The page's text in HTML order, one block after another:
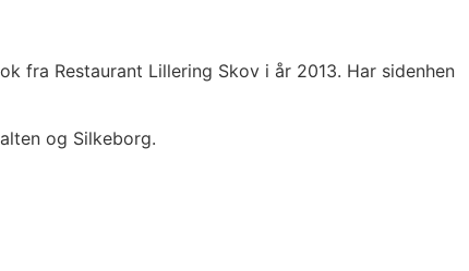
fra Restaurant Lillering Skov i år 2013. Har sidenhen
og Silkeborg.